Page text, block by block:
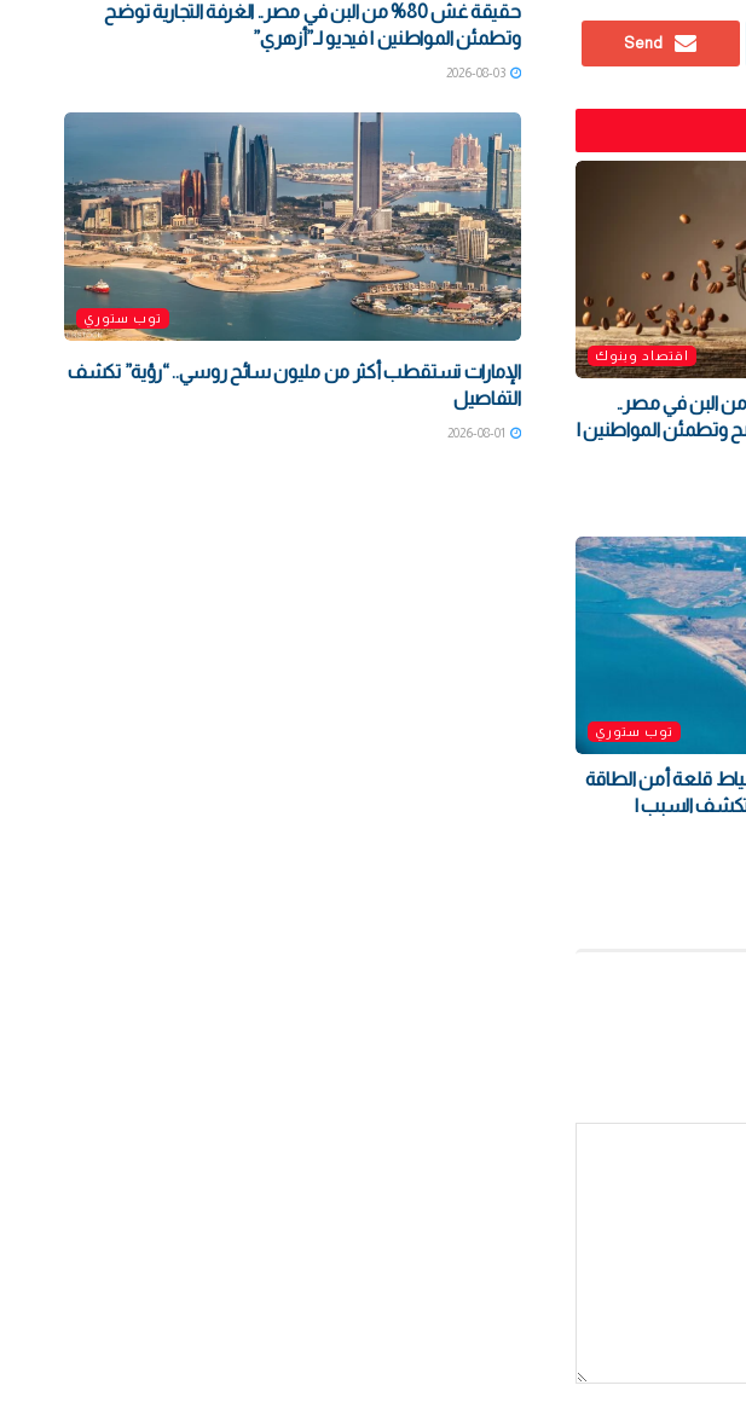
Send
اقتصاد وبنوك
غش 80% من البن في مصر..
وتطمئن المواطنين |
توب ستوري
قلعة أمن الطاقة
تكشف السبب |
حقيقة غش 80% من البن في مصر.. الغرفة التجارية توضح
وتطمئن المواطنين | فيديو لـ”أزهري”
2026-08-03
توب ستوري
الإمارات تستقطب أكثر من مليون سائح روسي.. “رؤية” تكشف
التفاصيل